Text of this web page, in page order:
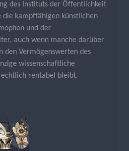
des Instituts der Öffentlichkeit
kampffähigen künstlichen
und der
auch wenn manche darüber
den Vermögenswerten des
wissenschaftliche
rentabel bleibt.